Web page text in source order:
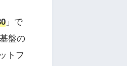
」で
盤の
トフ